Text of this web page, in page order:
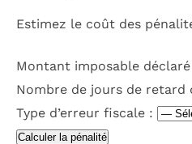
Estimez le coût des
Montant imposable
Nombre de jours de retard
Type d’erreur fiscale :
Calculer la pénalité